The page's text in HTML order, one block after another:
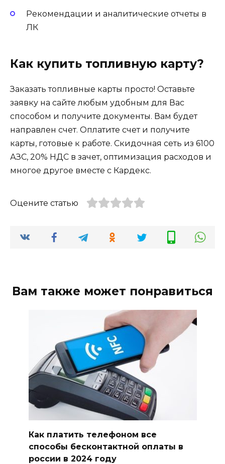
Рекомендации и аналитические отчеты в
ЛК
Как купить топливную карту?
Заказать топливные карты просто! Оставьте
заявку на сайте любым удобным для Вас
способом и получите документы. Вам будет
направлен счет. Оплатите счет и получите
карты, готовые к работе. Скидочная сеть из 6100
АЗС, 20% НДС в зачет, оптимизация расходов и
многое другое вместе с Кардекс.
Оцените статью
Вам также может понравиться
Как платить телефоном все
способы бесконтактной оплаты в
россии в 2024 году